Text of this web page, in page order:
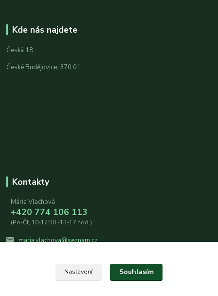
Kde nás najdete
Česká 18
České Budějovice, 370 01
Kontakty
Mária Vlachová
+420 774 106 113
(Po-Čt, 10-12:30 -13-17 hod.)
maria.vlachova@seznam.cz
Nastavení Souhlasím